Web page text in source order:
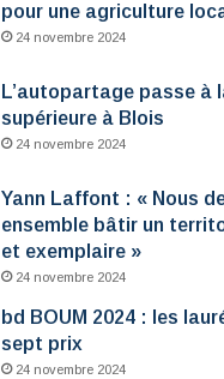
pour une agriculture
24 novembre 2024
L’autopartage passe à
supérieure à Blois
24 novembre 2024
Yann Laffont : « Nous
ensemble bâtir un
et exemplaire »
24 novembre 2024
bd BOUM 2024 : les
sept prix
24 novembre 2024